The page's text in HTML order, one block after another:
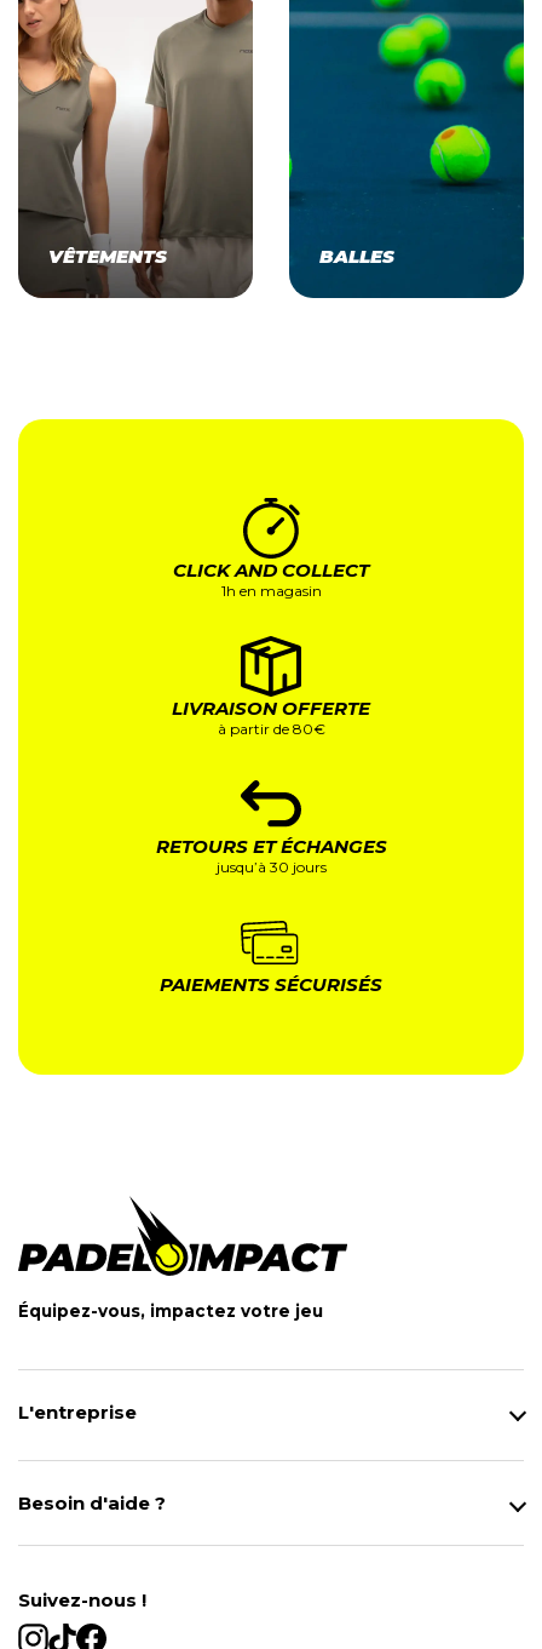
VÊTEMENTS BALLES
CLICK AND COLLECT
1h en magasin
LIVRAISON OFFERTE
à partir de 80€
RETOURS ET ÉCHANGES
jusqu’à 30 jours
PAIEMENTS SÉCURISÉS
Équipez-vous, impactez votre jeu
L'entreprise
Besoin d'aide ?
Contact
Gestion des cookies
Suivez-nous !